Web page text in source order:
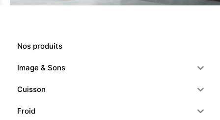
Nos produits
Image & Sons
Cuisson
Froid